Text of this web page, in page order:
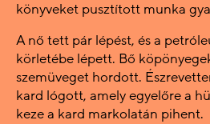
könyveket pusztított munka
A nő tett pár lépést, és a
körletébe lépett. Bő
szemüveget hordott.
kard lógott, amely egyelőre a
keze a kard markolatán pihent.